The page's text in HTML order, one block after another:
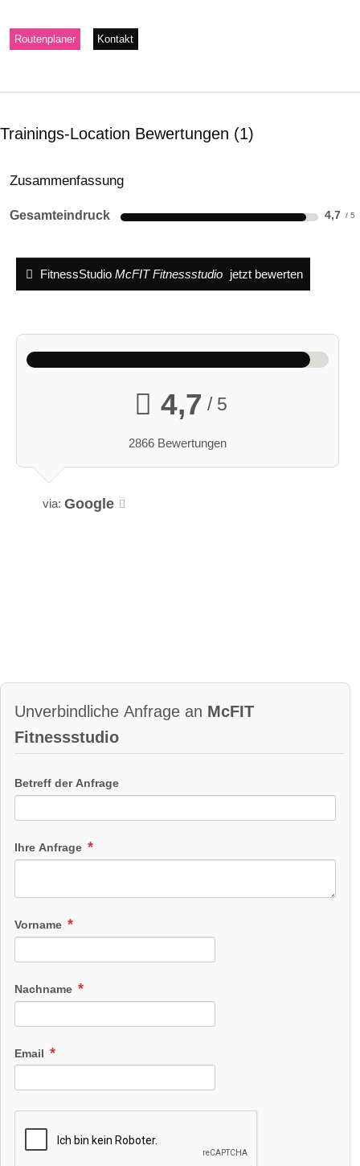
Routenplaner Kontakt
Trainings-Location Bewertungen 1
Zusammenfassung
Gesamteindruck 4,7
FitnessStudio McFIT Fitnessstudio jetzt bewerten
4,7 / 5
2866 Bewertungen
via: Google
Unverbindliche Anfrage an McFIT
Fitnessstudio
Betreff der Anfrage
Ihre Anfrage
Vorname
Nachname
Email